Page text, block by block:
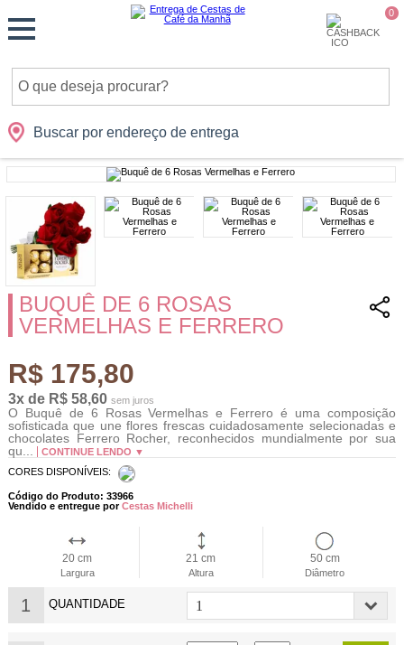
0
Buscar por endereço de entrega
Cidades Presentes Datas Shopping
Monte
sua
Cesta
BUQUÊ DE 6 ROSAS
VERMELHAS E FERRERO
R$ 175,80
3x de R$ 58,60 sem juros
O Buquê de 6 Rosas Vermelhas e Ferrero é uma composição
sofisticada que une flores frescas cuidadosamente selecionadas e
chocolates Ferrero Rocher, reconhecidos mundialmente por sua
qu...
CONTINUE LENDO ▼
CORES DISPONÍVEIS:
Código do Produto: 33966
Vendido e entregue porCestas Michelli
20 cm
Largura
21 cm
Altura
50 cm
Diâmetro
1 QUANTIDADE